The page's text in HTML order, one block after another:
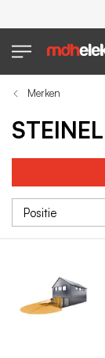
Merken
STEINEL